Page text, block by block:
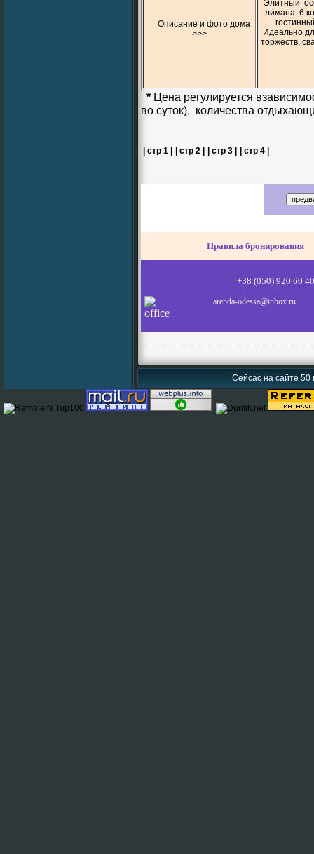
Описание и фото дома
>>>
Элитный
лимана. 6
Идеально
торжеств,
* Цена регулируется
во суток), количества
| стр 1 | | стр 2 | | стр 3 | | стр 4 |
Правила бронирования
+38 (050) 920
arenda-odessa@inbox.ru
Сейсас на сайте 50